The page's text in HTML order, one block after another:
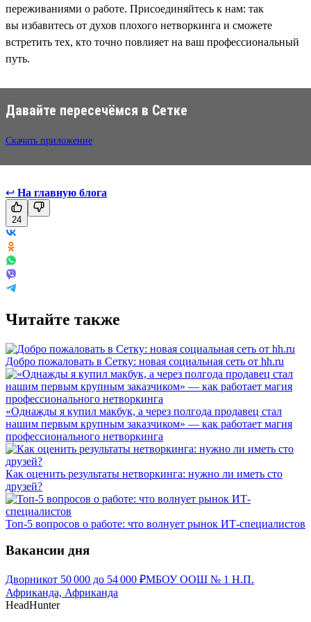
переживаниями о работе. Присоединяйтесь к нам: так
вы избавитесь от духов плохого нетворкинга и сможете
встретить тех, кто точно повлияет на ваш профессиональный
путь.
Давайте пересечёмся в Сетке
Скачать приложение
↩ На главную блога
24
Читайте также
Добро пожаловать в Сетку: новая социальная сеть от hh.ru
«Однажды я купил макбук, а через полгода продавец стал
нашим первым крупным заказчиком» — как работает магия
профессионального нетворкинга
Как оценить результаты нетворкинга: нужно ли иметь сто
друзей?
Топ-5 вопросов о работе: что волнует рынок ИТ-специалистов
Вакансии дня
Дворникот 50 000 до 54 000 ₽МБОУ ООШ № 1 Н.П.
Африканда, Африканда
HeadHunter